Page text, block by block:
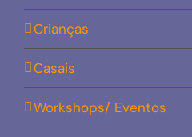
Crianças
Casais
Workshops/ Eventos